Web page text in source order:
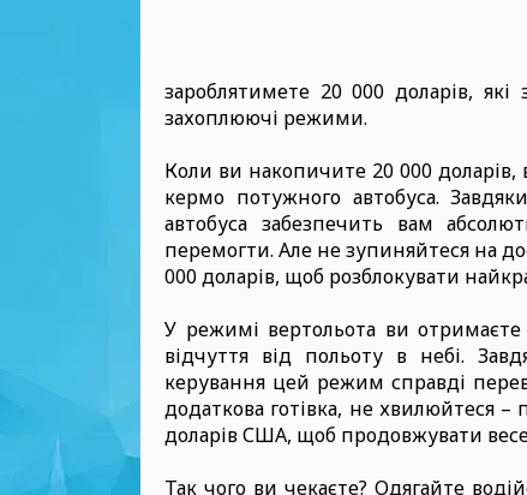
зароблятимете 20 000 доларів,
захоплюючі режими.
Коли ви накопичите 20 000 доларів,
кермо потужного автобуса.
автобуса забезпечить вам
перемогти. Але не зупиняйтеся на
000 доларів, щоб розблокувати
У режимі вертольота ви отримаєте
відчуття від польоту в небі.
керування цей режим справді
додаткова готівка, не хвилюйтеся
доларів США, щоб продовжувати
Так чого ви чекаєте? Одягайте